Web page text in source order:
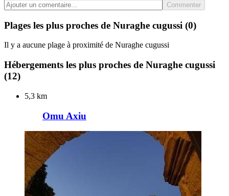
Commenter
Plages les plus proches de Nuraghe cugussi (0)
Il y a aucune plage à proximité de Nuraghe cugussi
Hébergements les plus proches de Nuraghe cugussi
(12)
5,3 km
Omu Axiu